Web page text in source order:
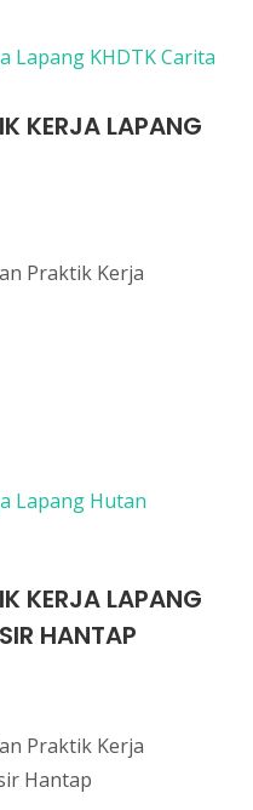
KERJA LAPANG
Praktik Kerja
KERJA LAPANG
HANTAP
Praktik Kerja
Hantap